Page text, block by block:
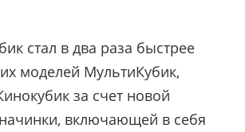
стал в два раза быстрее
моделей МультиКубик,
за счет новой
включающей в себя